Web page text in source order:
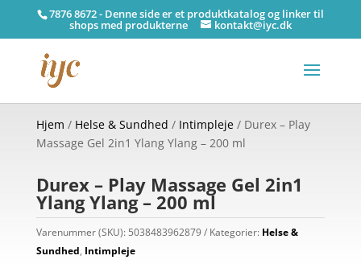
7876 8672 - Denne side er et produktkatalog og linker til
shops med produkterne kontakt@iyc.dk
Hjem / Helse & Sundhed / Intimpleje/ Durex – Play
Massage Gel 2in1 Ylang Ylang – 200 ml
Durex – Play Massage Gel 2in1
Ylang Ylang – 200 ml
Varenummer (SKU): 5038483962879 Kategorier: Helse &
Sundhed, Intimpleje